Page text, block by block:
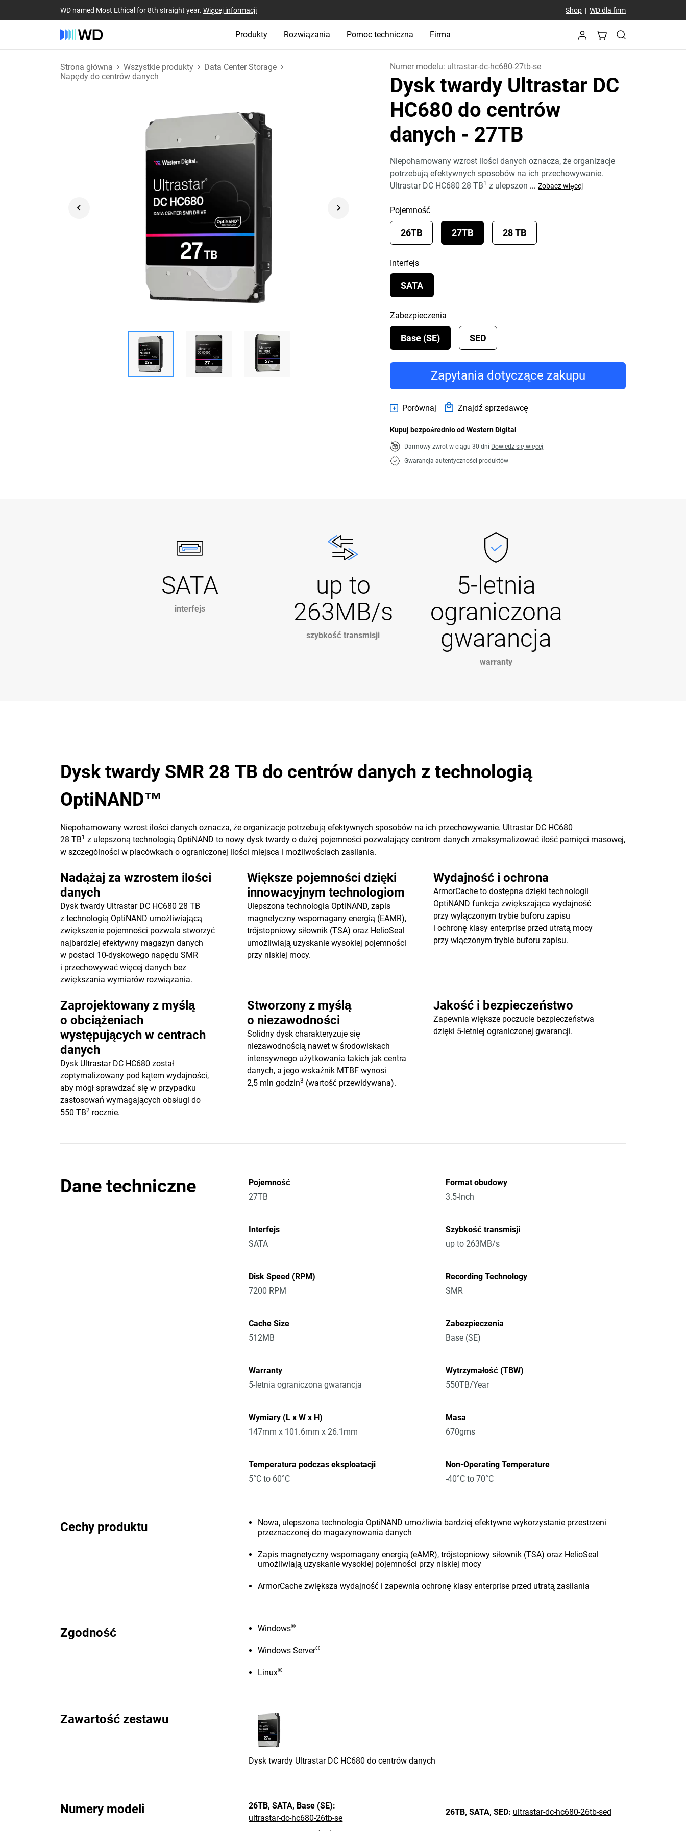
WD named Most Ethical for 8th straight year. Więcej informacji Shop| WD dla firm
Produkty Rozwiązania Pomoc techniczna Firma
Strona główna Wszystkie produkty
Data Center Storage
Napędy do centrów danych
Numer modelu: ultrastar-dc-hc680-27tb-se
Dysk twardy Ultrastar DC
HC680 do centrów
danych - 27TB
Niepohamowany wzrost ilości danych oznacza, że organizacje
potrzebują efektywnych sposobów na ich przechowywanie.
Ultrastar DC HC680 28 TB1 z ulepszon ... Zobacz więcej
Pojemność
26TB 27TB 28 TB
Interfejs
SATA
Zabezpieczenia
Base (SE) SED
Zapytania dotyczące zakupu
Porównaj Znajdź sprzedawcę
Kupuj bezpośrednio od Western Digital
Darmowy zwrot w ciągu 30 dni Dowiedz się więcej
Gwarancja autentyczności produktów
SATA
interfejs
up to
263MB/s
szybkość transmisji
5-letnia
ograniczona
gwarancja
warranty
Dysk twardy SMR 28 TB do centrów danych z technologią
OptiNAND™
Niepohamowany wzrost ilości danych oznacza, że organizacje potrzebują efektywnych sposobów na ich przechowywanie. Ultrastar DC HC680
28 TB1 z ulepszoną technologią OptiNAND to nowy dysk twardy o dużej pojemności pozwalający centrom danych zmaksymalizować ilość pamięci masowej,
w szczególności w placówkach o ograniczonej ilości miejsca i możliwościach zasilania.
Nadążaj za wzrostem ilości
danych
Dysk twardy Ultrastar DC HC680 28 TB
z technologią OptiNAND umożliwiającą
zwiększenie pojemności pozwala stworzyć
najbardziej efektywny magazyn danych
w postaci 10-dyskowego napędu SMR
i przechowywać więcej danych bez
zwiększania wymiarów rozwiązania.
Większe pojemności dzięki
innowacyjnym technologiom
Ulepszona technologia OptiNAND, zapis
magnetyczny wspomagany energią (EAMR),
trójstopniowy siłownik (TSA) oraz HelioSeal
umożliwiają uzyskanie wysokiej pojemności
przy niskiej mocy.
Wydajność i ochrona
ArmorCache to dostępna dzięki technologii
OptiNAND funkcja zwiększająca wydajność
przy wyłączonym trybie buforu zapisu
i ochronę klasy enterprise przed utratą mocy
przy włączonym trybie buforu zapisu.
Zaprojektowany z myślą
o obciążeniach
występujących w centrach
danych
Dysk Ultrastar DC HC680 został
zoptymalizowany pod kątem wydajności,
aby mógł sprawdzać się w przypadku
zastosowań wymagających obsługi do
550 TB2 rocznie.
Stworzony z myślą
o niezawodności
Solidny dysk charakteryzuje się
niezawodnością nawet w środowiskach
intensywnego użytkowania takich jak centra
danych, a jego wskaźnik MTBF wynosi
2,5 mln godzin3 (wartość przewidywana).
Jakość i bezpieczeństwo
Zapewnia większe poczucie bezpieczeństwa
dzięki 5-letniej ograniczonej gwarancji.
Dane techniczne
Pojemność
27TB
Format obudowy
3.5-Inch
Interfejs
SATA
Szybkość transmisji
up to 263MB/s
Disk Speed (RPM)
7200 RPM
Recording Technology
SMR
Cache Size
512MB
Zabezpieczenia
Base (SE)
Warranty
5-letnia ograniczona gwarancja
Wytrzymałość (TBW)
550TB/Year
Wymiary (L x W x H)
147mm x 101.6mm x 26.1mm
Masa
670gms
Temperatura podczas eksploatacji
5°C to 60°C
Non-Operating Temperature
-40°C to 70°C
Cechy produktu
Nowa, ulepszona technologia OptiNAND umożliwia bardziej efektywne wykorzystanie przestrzeni
przeznaczonej do magazynowania danych
Zapis magnetyczny wspomagany energią (eAMR), trójstopniowy siłownik (TSA) oraz HelioSeal
umożliwiają uzyskanie wysokiej pojemności przy niskiej mocy
ArmorCache zwiększa wydajność i zapewnia ochronę klasy enterprise przed utratą zasilania
Zgodność Windows®
Windows Server®
Linux®
Zawartość zestawu
Dysk twardy Ultrastar DC HC680 do centrów danych
Numery modeli 26TB, SATA, Base (SE):
ultrastar-dc-hc680-26tb-se
26TB, SATA, SED: ultrastar-dc-hc680-26tb-sed